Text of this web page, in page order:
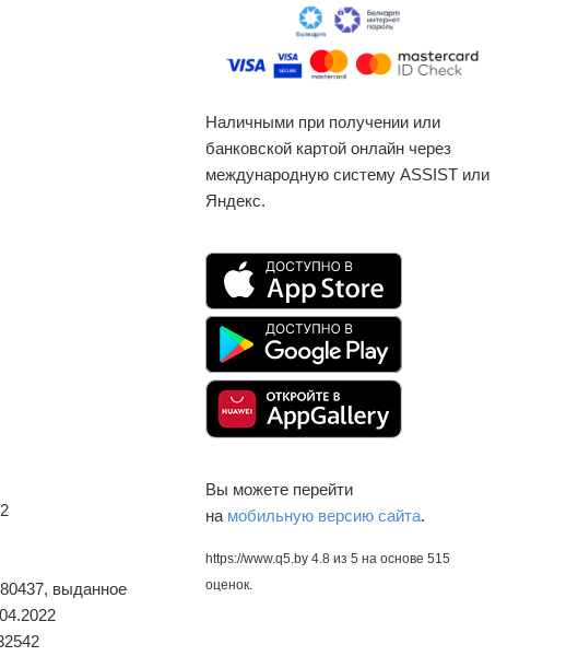
выданное
Наличными при получении или
банковской картой онлайн через
международную систему ASSIST или
Яндекс.
Вы можете перейти
на мобильную версию сайта.
https://www.q5.by 4.8 из 5 на основе 515
оценок.